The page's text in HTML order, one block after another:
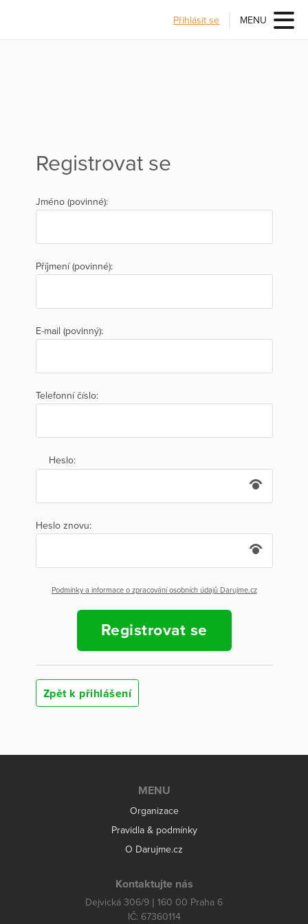
Přihlásit se MENU
Registrovat se
Jméno (povinné):
Příjmení (povinné):
E-mail (povinný):
Telefonní číslo:
Heslo:
Heslo znovu:
Podmínky a informace o zpracování osobních údajů Darujme.cz
Registrovat se
Zpět k přihlášení
MENU
Organizace
Pravidla & podmínky
O Darujme.cz
Kontaktujte nás
Dejvická 306/9 | 160 00 Praha 6
IČ: 67360114